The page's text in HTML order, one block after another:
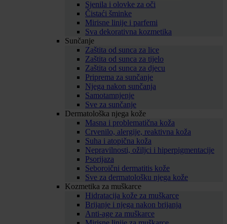
Sjenila i olovke za oči
Čistaći šminke
Mirisne linije i parfemi
Sva dekorativna kozmetika
Sunčanje
Zaštita od sunca za lice
Zaštita od sunca za tijelo
Zaštita od sunca za djecu
Priprema za sunčanje
Njega nakon sunčanja
Samotamnjenje
Sve za sunčanje
Dermatološka njega kože
Masna i problematična koža
Crvenilo, alergije, reaktivna koža
Suha i atopična koža
Nepravilnosti, ožiljci i hiperpigmentacije
Psorijaza
Seboroični dermatitis kože
Sve za dermatološku njega kože
Kozmetika za muškarce
Hidratacija kože za muškarce
Brijanje i njega nakon brijanja
Anti-age za muškarce